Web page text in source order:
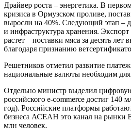
Драйвер роста – энергетика. В
кризиса в Ормузском проливе,
выросли на 40%. Следующий этап –
и инфраструктура хранения.
растет – поставки мяса за десять лет
благодаря признанию
Решетников отметил развитие
национальные валюты необходим для
Отдельно министр выделил
российского e-commerce достиг 140
год). Российские платформы
бизнеса АСЕАН это канал на рынки
млн человек.